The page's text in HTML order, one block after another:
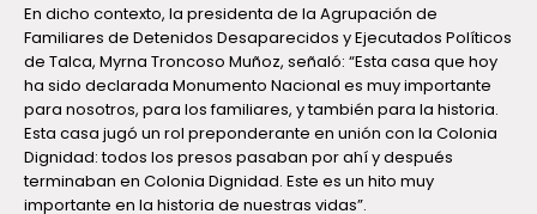
En dicho contexto, la presidenta de la Agrupación de
Familiares de Detenidos Desaparecidos y Ejecutados Políticos
de Talca, Myrna Troncoso Muñoz, señaló: “Esta casa que hoy
ha sido declarada Monumento Nacional es muy importante
para nosotros, para los familiares, y también para la historia.
Esta casa jugó un rol preponderante en unión con la Colonia
Dignidad: todos los presos pasaban por ahí y después
terminaban en Colonia Dignidad. Este es un hito muy
importante en la historia de nuestras vidas”.